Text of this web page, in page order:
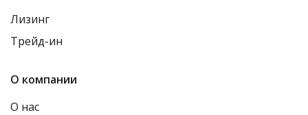
Лизинг
Трейд-ин
О компании
О нас